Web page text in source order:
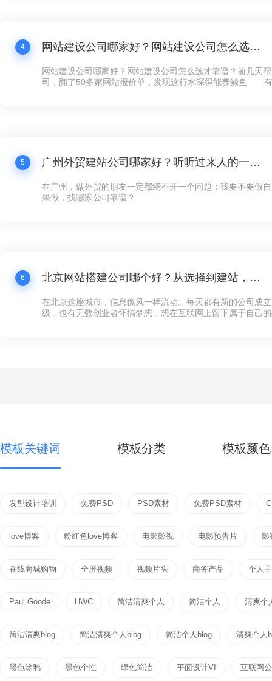
4 网站建设公司哪家好？网站建设公司怎么选才靠谱？
网站建设公司哪家好？网站建设公司怎么选才靠谱？前几天
司，翻了50多家网站报价单，发现这行水深得能养鲸鱼——
5 广州外贸建站公司哪家好？听听过来人的一点体会
在广州，做外贸的朋友一定都绕不开一个问题：我要不要做
果做，找哪家公司靠谱？
6 北京网站搭建公司哪个好？从选择到建站，这些你必须知道的事
在北京这座城市，信息像风一样流动。每天都有新的公司成
级，也有无数创业者怀揣梦想，想在互联网上留下属于自己
模板关键词 模板分类 模板颜色
发型设计培训 免费PSD PSD素材 免费PSD素材
love博客 粉红色love博客 电影影视 电影预告片 影
在线商城购物 全屏视频 视频片头 商务产品 个人
Paul Goode HWC 简洁清爽个人 简洁个人 清爽个
简洁清爽blog 简洁清爽个人blog 简洁个人blog 清爽个人
黑色涂鸦 黑色个性 绿色简洁 平面设计VI 互联网